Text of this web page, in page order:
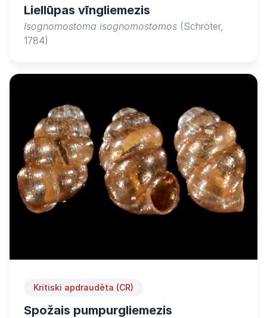
Liellūpas vīngliemezis
Isognomostoma isognomostomos (Schröter,
1784)
Kritiski apdraudēta (CR)
Spožais pumpurgliemezis